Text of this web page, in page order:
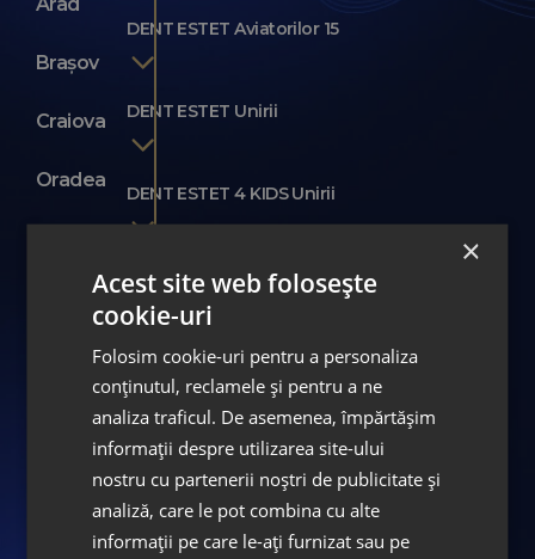
Brașov
Craiova
Oradea
Timișoara
DENT ESTET Aviatorilor 15
DENT ESTET Unirii
DENT ESTET 4 KIDS Unirii
DENT ESTET 4 KIDS 1
DENT ESTET 4 KIDS 2
DENT ESTET 4 TEENS
Green Dental
×
Acest site web folosește
cookie-uri
Folosim cookie-uri pentru a personaliza
conținutul, reclamele și pentru a ne
analiza traficul. De asemenea, împărtășim
informații despre utilizarea site-ului
nostru cu partenerii noștri de publicitate și
analiză, care le pot combina cu alte
informații pe care le-ați furnizat sau pe